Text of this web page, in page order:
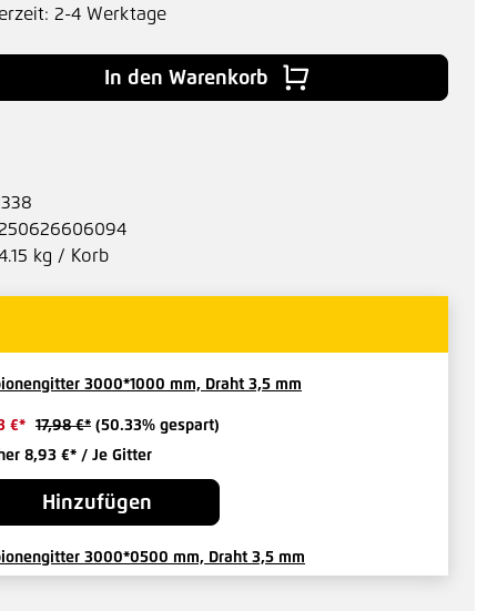
2-4 Werktage
Gib den gewünschten Wert ein oder
In den Warenkorb
kg / Korb
3000*1000 mm, Draht 3,5 mm
€* 17,98 €* (50.33% gespart)
8,93 €* / Je Gitter
Hinzufügen
3000*0500 mm, Draht 3,5 mm